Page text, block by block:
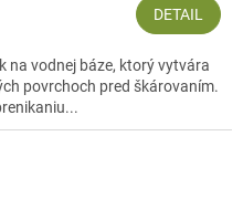
DETAIL
na vodnej báze, ktorý vytvára
povrchoch pred škárovaním.